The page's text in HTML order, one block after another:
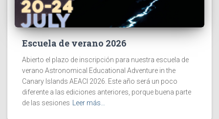
Escuela de verano 2026
Abierto el plazo de inscripción para nuestra escuela de
verano Astronomical Educational Adventure in the
Canary Islands AEACI 2026. Este año será un poco
diferente a las ediciones anteriores, porque buena parte
de las sesiones
Leer más…